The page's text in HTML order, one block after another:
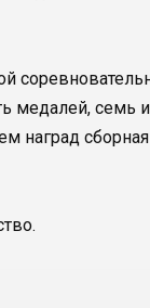
медалей, семь
наград